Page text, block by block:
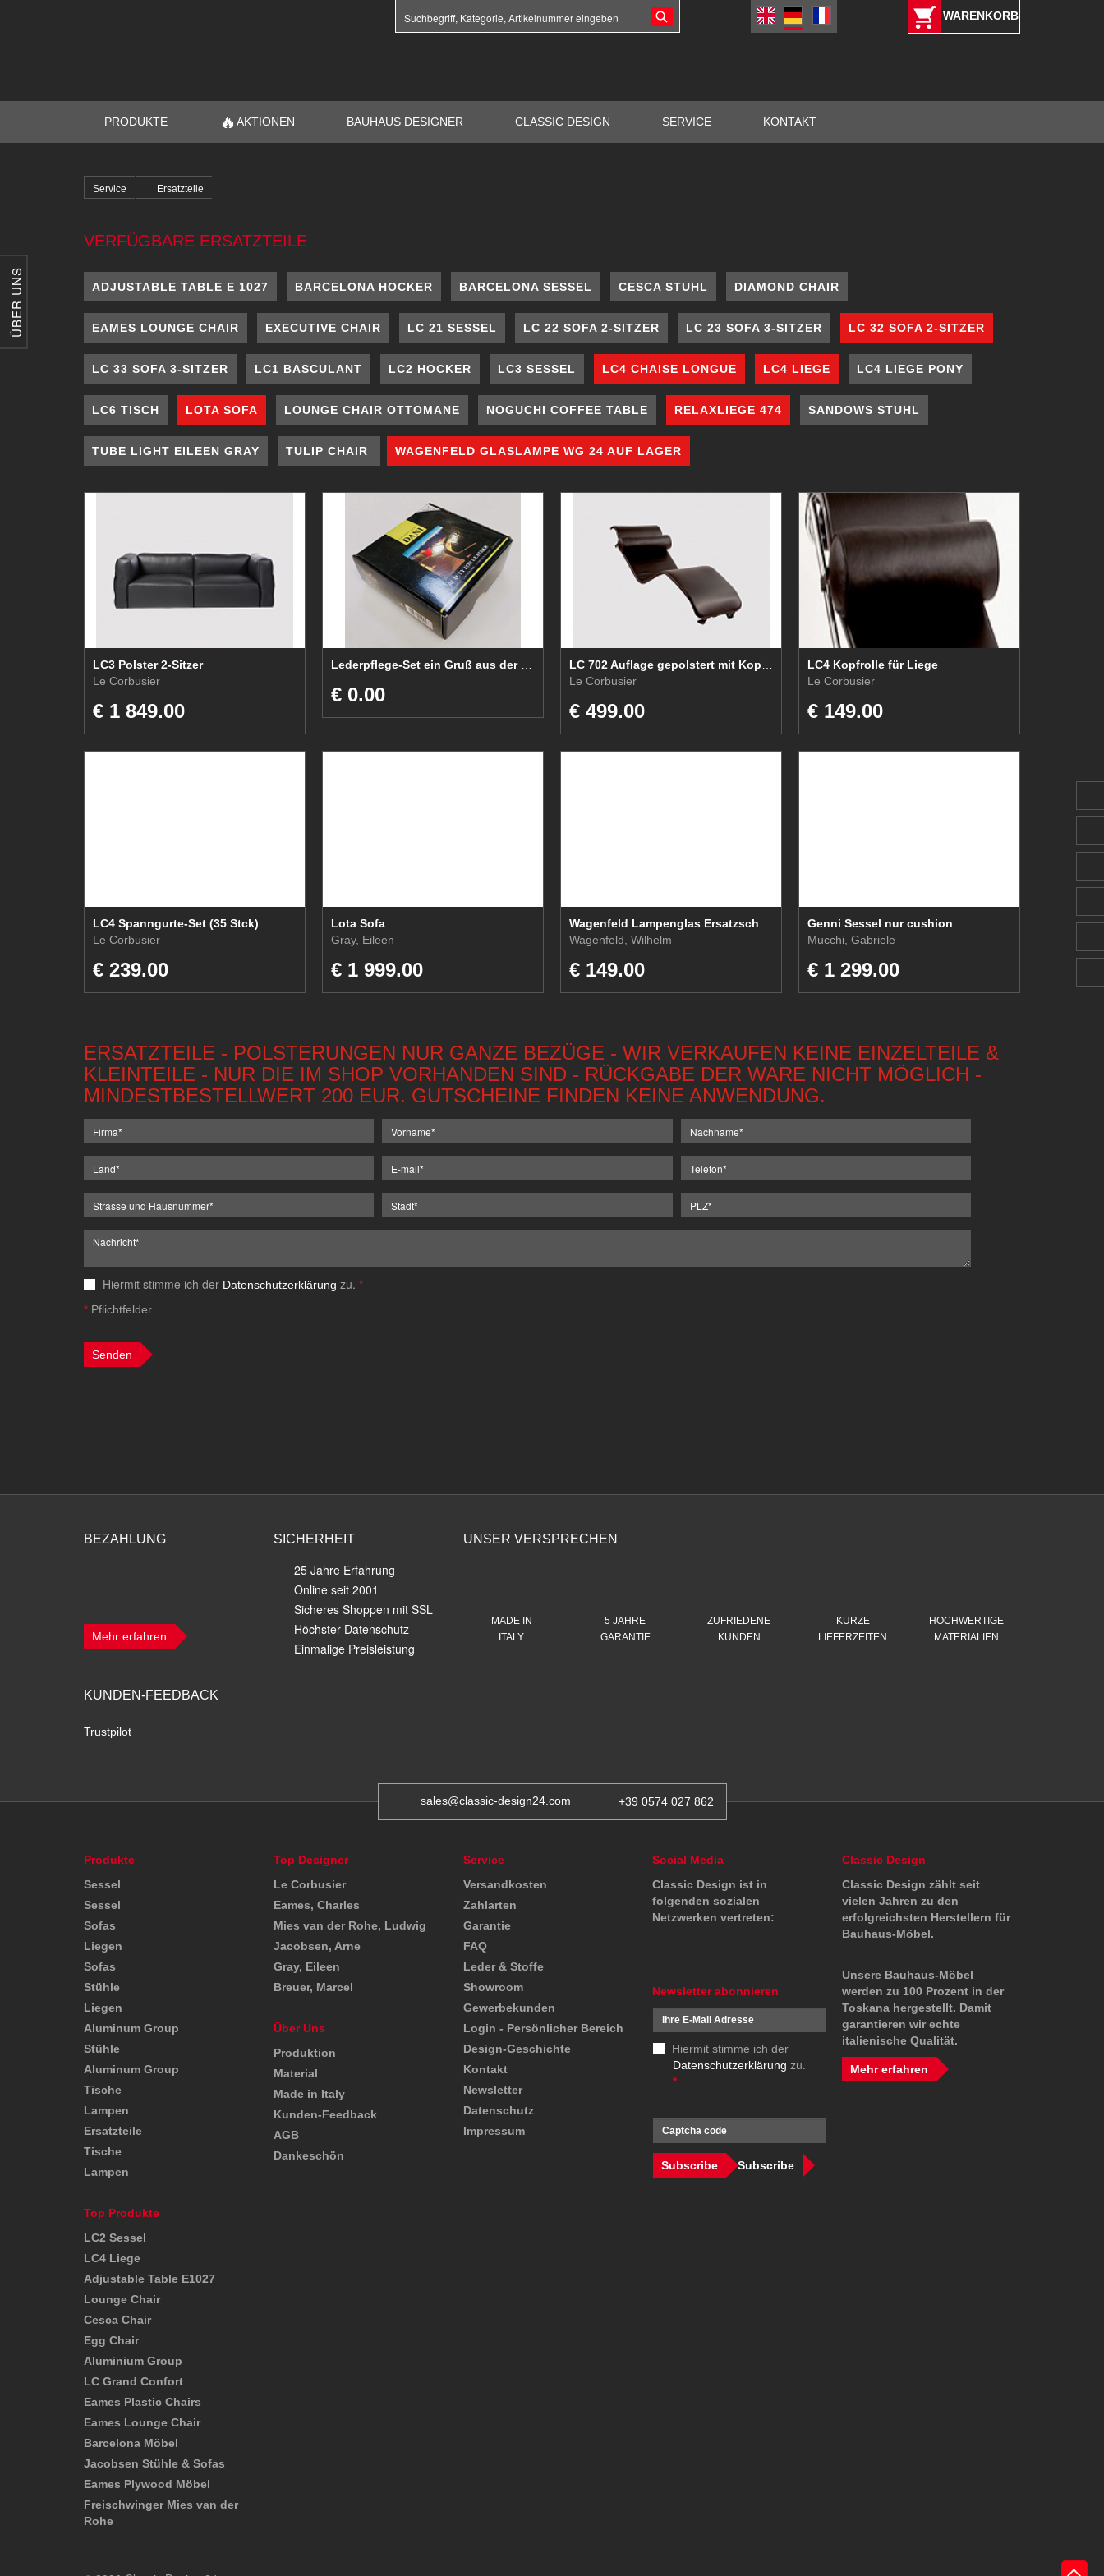
ÜBER UNS
WARENKORB
PRODUKTE 🔥 AKTIONEN BAUHAUS DESIGNER CLASSIC DESIGN SERVICE KONTAKT
Service Ersatzteile
VERFÜGBARE ERSATZTEILE
ADJUSTABLE TABLE E 1027 BARCELONA HOCKER BARCELONA SESSEL CESCA STUHL DIAMOND CHAIR
EAMES LOUNGE CHAIR EXECUTIVE CHAIR LC 21 SESSEL LC 22 SOFA 2-SITZER LC 23 SOFA 3-SITZER LC 32 SOFA 2-SITZER
LC 33 SOFA 3-SITZER LC1 BASCULANT LC2 HOCKER LC3 SESSEL LC4 CHAISE LONGUE LC4 LIEGE LC4 LIEGE PONY
LC6 TISCH LOTA SOFA LOUNGE CHAIR OTTOMANE NOGUCHI COFFEE TABLE RELAXLIEGE 474 SANDOWS STUHL
TUBE LIGHT EILEEN GRAY TULIP CHAIR WAGENFELD GLASLAMPE WG 24 AUF LAGER
LC3 Polster 2-Sitzer
Le Corbusier
€ 1 849.00
Lederpflege-Set ein Gruß aus der Toskana...
€ 0.00
LC 702 Auflage gepolstert mit Kopfkissen
Le Corbusier
€ 499.00
LC4 Kopfrolle für Liege
Le Corbusier
€ 149.00
LC4 Spanngurte-Set (35 Stck)
Le Corbusier
€ 239.00
Lota Sofa
Gray, Eileen
€ 1 999.00
Wagenfeld Lampenglas Ersatzschirm
Wagenfeld, Wilhelm
€ 149.00
Genni Sessel nur cushion
Mucchi, Gabriele
€ 1 299.00
ERSATZTEILE - POLSTERUNGEN NUR GANZE BEZÜGE - WIR VERKAUFEN KEINE EINZELTEILE &
KLEINTEILE - NUR DIE IM SHOP VORHANDEN SIND - RÜCKGABE DER WARE NICHT MÖGLICH -
MINDESTBESTELLWERT 200 EUR. GUTSCHEINE FINDEN KEINE ANWENDUNG.
Hiermit stimme ich der Datenschutzerklärung zu. *
* Pflichtfelder
Senden
BEZAHLUNG
Mehr erfahren
SICHERHEIT
25 Jahre Erfahrung
Online seit 2001
Sicheres Shoppen mit SSL
Höchster Datenschutz
Einmalige Preisleistung
UNSER VERSPRECHEN
MADE IN
ITALY
5 JAHRE
GARANTIE
ZUFRIEDENE
KUNDEN
KURZE
LIEFERZEITEN
HOCHWERTIGE
MATERIALIEN
KUNDEN-FEEDBACK
Trustpilot
sales@classic-design24.com +39 0574 027 862
Produkte
Sessel
Sessel
Sofas
Liegen
Sofas
Stühle
Liegen
Aluminum Group
Stühle
Aluminum Group
Tische
Lampen
Ersatzteile
Tische
Lampen
Top Produkte
LC2 Sessel
LC4 Liege
Adjustable Table E1027
Lounge Chair
Cesca Chair
Egg Chair
Aluminium Group
LC Grand Confort
Eames Plastic Chairs
Eames Lounge Chair
Barcelona Möbel
Jacobsen Stühle & Sofas
Eames Plywood Möbel
Freischwinger Mies van der
Rohe
Top Designer
Le Corbusier
Eames, Charles
Mies van der Rohe, Ludwig
Jacobsen, Arne
Gray, Eileen
Breuer, Marcel
Über Uns
Produktion
Material
Made in Italy
Kunden-Feedback
AGB
Dankeschön
Service
Versandkosten
Zahlarten
Garantie
FAQ
Leder & Stoffe
Showroom
Gewerbekunden
Login - Persönlicher Bereich
Design-Geschichte
Kontakt
Newsletter
Datenschutz
Impressum
Social Media
Classic Design ist in
folgenden sozialen
Netzwerken vertreten:
Newsletter abonnieren
Hiermit stimme ich der
Datenschutzerklärung zu.
*
Subscribe Subscribe
Classic Design
Classic Design zählt seit
vielen Jahren zu den
erfolgreichsten Herstellern für
Bauhaus-Möbel.
Unsere Bauhaus-Möbel
werden zu 100 Prozent in der
Toskana hergestellt. Damit
garantieren wir echte
italienische Qualität.
Mehr erfahren